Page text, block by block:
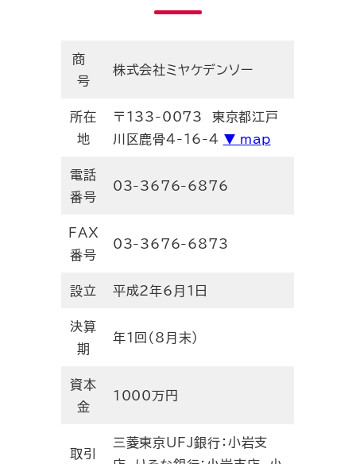
商
号
株式会社ミヤケデンソー
所在
地
〒133-0073 東京都江戸
川区鹿骨4-16-4 ▼ map
電話
番号
03-3676-6876
FAX
番号
03-3676-6873
設立 平成2年6月1日
決算
期
年1回（8月末）
資本
金
1000万円
取引
三菱東京UFJ銀行：小岩支